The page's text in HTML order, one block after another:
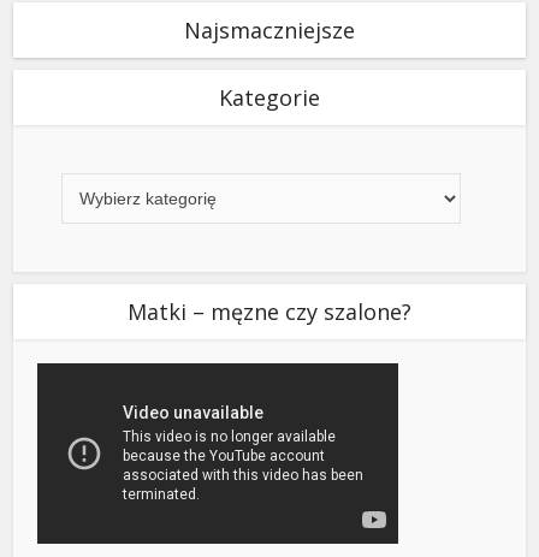
Najsmaczniejsze
Kategorie
Matki – męzne czy szalone?